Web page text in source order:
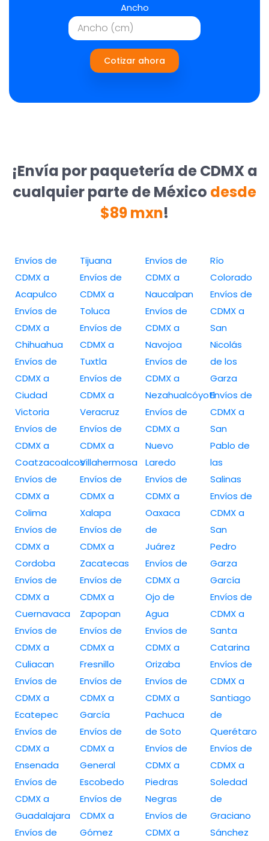
Ancho
Cotizar ahora
¡Envía por paquetería de CDMX a
cualquier parte de México desde
$89 mxn!
Envíos de
CDMX a
Acapulco
Envíos de
CDMX a
Chihuahua
Envíos de
CDMX a
Ciudad
Victoria
Envíos de
CDMX a
Coatzacoalcos
Envíos de
CDMX a
Colima
Envíos de
CDMX a
Cordoba
Envíos de
CDMX a
Cuernavaca
Envíos de
CDMX a
Culiacan
Envíos de
CDMX a
Ecatepec
Envíos de
CDMX a
Ensenada
Envíos de
CDMX a
Guadalajara
Envíos de
Tijuana
Envíos de
CDMX a
Toluca
Envíos de
CDMX a
Tuxtla
Envíos de
CDMX a
Veracruz
Envíos de
CDMX a
Villahermosa
Envíos de
CDMX a
Xalapa
Envíos de
CDMX a
Zacatecas
Envíos de
CDMX a
Zapopan
Envíos de
CDMX a
Fresnillo
Envíos de
CDMX a
García
Envíos de
CDMX a
General
Escobedo
Envíos de
CDMX a
Gómez
Envíos de
CDMX a
Naucalpan
Envíos de
CDMX a
Navojoa
Envíos de
CDMX a
Nezahualcóyotl
Envíos de
CDMX a
Nuevo
Laredo
Envíos de
CDMX a
Oaxaca
de
Juárez
Envíos de
CDMX a
Ojo de
Agua
Envíos de
CDMX a
Orizaba
Envíos de
CDMX a
Pachuca
de Soto
Envíos de
CDMX a
Piedras
Negras
Envíos de
CDMX a
Río
Colorado
Envíos de
CDMX a
San
Nicolás
de los
Garza
Envíos de
CDMX a
San
Pablo de
las
Salinas
Envíos de
CDMX a
San
Pedro
Garza
García
Envíos de
CDMX a
Santa
Catarina
Envíos de
CDMX a
Santiago
de
Querétaro
Envíos de
CDMX a
Soledad
de
Graciano
Sánchez